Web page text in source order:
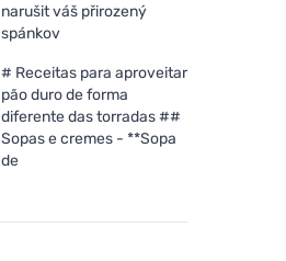
narušit váš přirozený
spánkov
# Receitas para aproveitar
pão duro de forma
diferente das torradas ##
Sopas e cremes - **Sopa
de